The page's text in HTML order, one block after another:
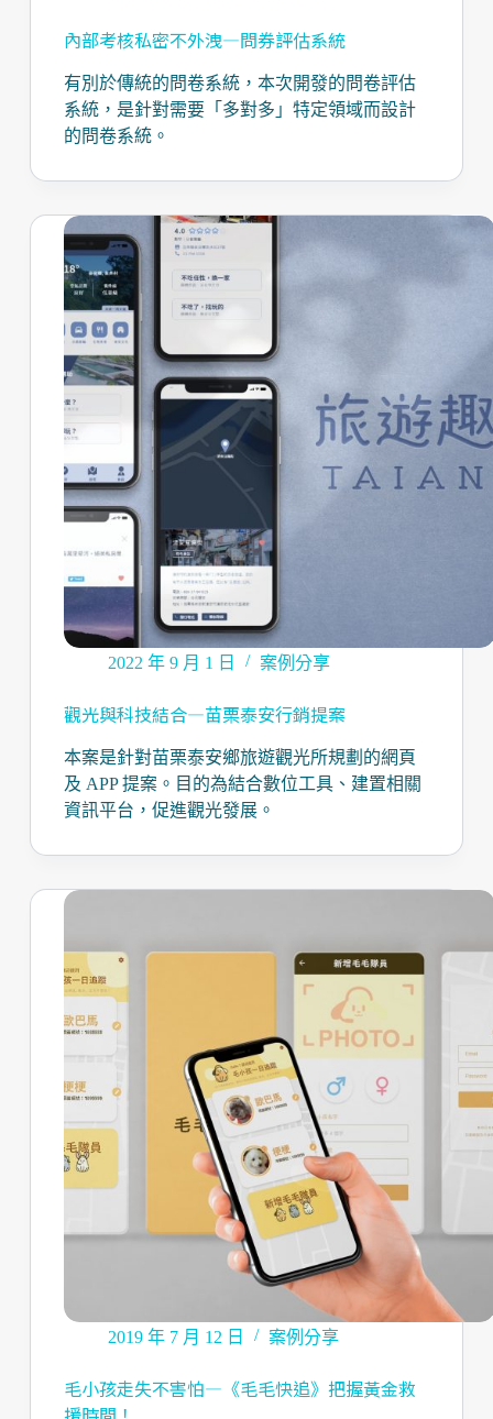
內部考核私密不外洩—問券評估系統
有別於傳統的問卷系統，本次開發的問卷評估
系統，是針對需要「多對多」特定領域而設計
的問卷系統。
2022 年 9 月 1 日 案例分享
觀光與科技結合—苗栗泰安行銷提案
本案是針對苗栗泰安鄉旅遊觀光所規劃的網頁
及 APP 提案。目的為結合數位工具、建置相關
資訊平台，促進觀光發展。
2019 年 7 月 12 日 案例分享
毛小孩走失不害怕—《毛毛快追》把握黃金救